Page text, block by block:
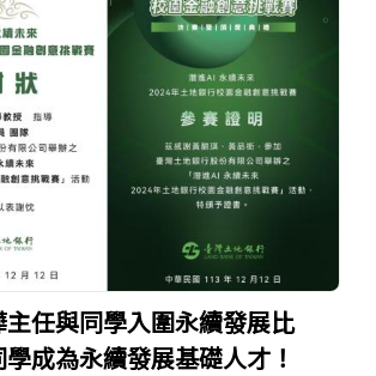
任與同學入圍永續發展比
成為永續發展基礎人才！